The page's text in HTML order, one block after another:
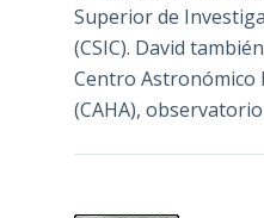
Superior de
(CSIC). David
Centro Astronómico
(CAHA),